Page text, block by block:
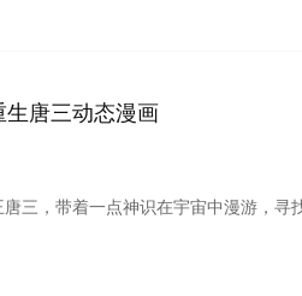
生唐三动态漫画
漫游，寻找妻子转世重生的世顾客：“请问那条围巾要多少钱？”营业员：“二百元。”顾客：“这么贵！都够买上一双好皮鞋的价格了。”营业员：“是贵了点，可没见